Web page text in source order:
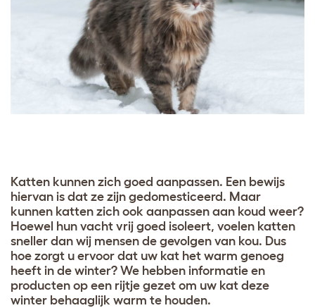
Katten kunnen zich goed aanpassen. Een bewijs
hiervan is dat ze zijn gedomesticeerd. Maar
kunnen katten zich ook aanpassen aan koud weer?
Hoewel hun vacht vrij goed isoleert, voelen katten
sneller dan wij mensen de gevolgen van kou. Dus
hoe zorgt u ervoor dat uw kat het warm genoeg
heeft in de winter? We hebben informatie en
producten op een rijtje gezet om uw kat deze
winter behaaglijk warm te houden.